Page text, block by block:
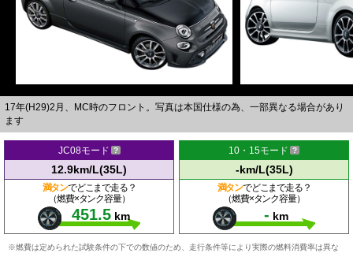
17年(H29)2月、MC時のフロント。写真は本国仕様の為、一部異なる場合があり
ます
JC08モード
12.9km/L(35L)
満タンでどこまで走る？
（燃費×タンク容量）
451.5 km
10・15モード
-km/L(35L)
満タンでどこまで走る？
（燃費×タンク容量）
- km
※燃費は定められた試験条件の下での数値のため、走行条件等により実際の燃料消費率は異な